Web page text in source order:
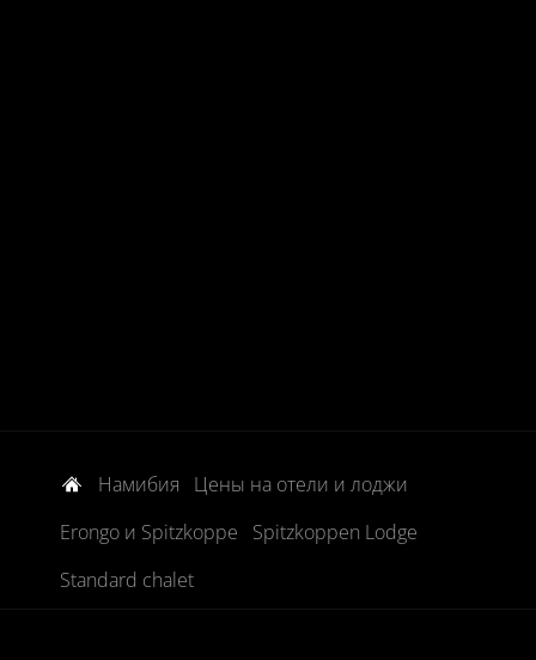
Намибия
Цены на отели и лоджи
Erongo и Spitzkoppe
Spitzkoppen Lodge
Standard chalet